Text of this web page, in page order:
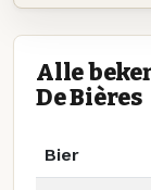
Alle
De Bières
Bier